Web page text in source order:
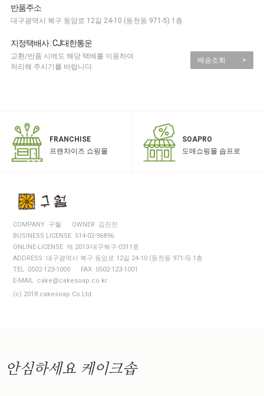
반품주소
대구광역시 북구 동암로 12길 24-10 (동천동 971-5) 1층
지정택배사 : CJ대한통운
교환/반품 시에도 해당 택배를 이용하여
처리해 주시기를 바랍니다.
배송조회 >
FRANCHISE
프랜차이즈 쇼핑몰
SOAPRO
도매쇼핑몰 솝프로
COMPANY 구월
OWNER 김진천
BUSINESS LICENSE 514-02-96896
ONLINE-LICENSE 제 2013-대구북구-0311호
ADDRESS 대구광역시 북구 동암로 12길 24-10 (동천동 971-5) 1층
TEL 0502-123-1000
FAX 0502-123-1001
E-MAIL cake@cakesoap.co.kr
(c) 2018 cakesoap Co.Ltd
안심하세요 케이크솝